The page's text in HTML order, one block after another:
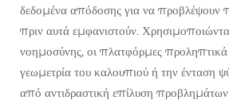
δεδομένα απόδοσης για να προβλέψουν
πριν αυτά εμφανιστούν.
νοημοσύνης, οι πλατφόρμες προληπτικά
γεωμετρία του καλουπιού ή την ένταση
από αντιδραστική επίλυση